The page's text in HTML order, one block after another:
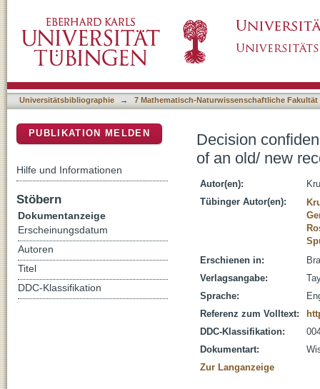
task
Universitätsbibliographie → 7 Mathematisch-Naturwissenschaftliche Fakultät
Decision
of an old/ new
Autor(en):
Tübinger Autor(en):
Erschienen in:
Verlagsangabe:
Sprache:
Referenz zum Volltext:
DDC-Klassifikation:
Dokumentart:
Zur Langanzeige
PUBLIKATION MELDEN
Hilfe und Informationen
Stöbern
Dokumentanzeige
Erscheinungsdatum
Autoren
Titel
DDC-Klassifikation